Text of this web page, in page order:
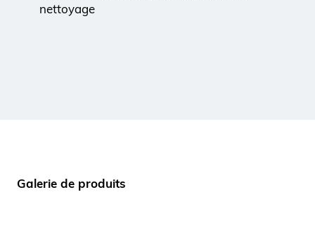
nettoyage
Galerie de produits